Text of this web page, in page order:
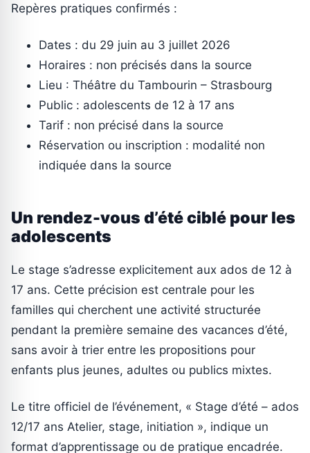
Repères pratiques confirmés :
Dates : du 29 juin au 3 juillet 2026
Horaires : non précisés dans la source
Lieu : Théâtre du Tambourin – Strasbourg
Public : adolescents de 12 à 17 ans
Tarif : non précisé dans la source
Réservation ou inscription : modalité non
indiquée dans la source
Un rendez-vous d’été ciblé pour les
adolescents
Le stage s’adresse explicitement aux ados de 12 à
17 ans. Cette précision est centrale pour les
familles qui cherchent une activité structurée
pendant la première semaine des vacances d’été,
sans avoir à trier entre les propositions pour
enfants plus jeunes, adultes ou publics mixtes.
Le titre officiel de l’événement, « Stage d’été – ados
12/17 ans Atelier, stage, initiation », indique un
format d’apprentissage ou de pratique encadrée.